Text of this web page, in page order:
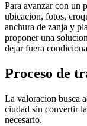
Para avanzar con un
ubicacion, fotos,
anchura de zanja y
proponer una
dejar fuera
Proceso de
La valoracion busca
ciudad sin convertir
necesario.